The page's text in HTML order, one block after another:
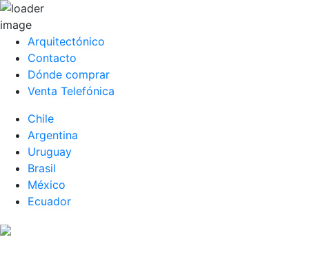
Arquitectónico
Contacto
Dónde comprar
Venta Telefónica
Chile
Argentina
Uruguay
Brasil
México
Ecuador